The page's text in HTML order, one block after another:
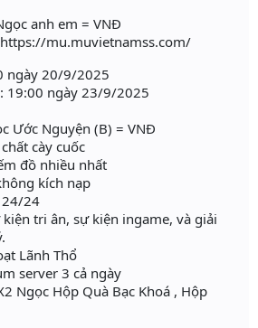
anh em = VNĐ
mu.muvietnamss.com/
ngày 20/9/2025
19:00 ngày 23/9/2025
Ước Nguyện (B) = VNĐ
cày cuốc
đồ nhiều nhất
kích nạp
24
tri ân, sự kiện ingame, và giải
Lãnh Thổ
server 3 cả ngày
Ngọc Hộp Quà Bạc Khoá , Hộp